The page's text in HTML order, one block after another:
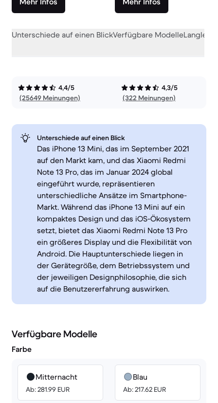
Unterschiede auf einen BlickVerfügbare Modelle
4,4/5
(25649 Meinungen)
4,3/5
(322 Meinungen)
Unterschiede auf einen Blick
Das iPhone 13 Mini, das im September 2021
auf den Markt kam, und das Xiaomi Redmi
Note 13 Pro, das im Januar 2024 global
eingeführt wurde, repräsentieren
unterschiedliche Ansätze im Smartphone-
Markt. Während das iPhone 13 Mini auf ein
kompaktes Design und das iOS-Ökosystem
setzt, bietet das Xiaomi Redmi Note 13 Pro
ein größeres Display und die Flexibilität von
Android. Die Hauptunterschiede liegen in
der Gerätegröße, dem Betriebssystem und
der jeweiligen Designphilosophie, die sich
auf die Benutzererfahrung auswirken.
Verfügbare Modelle
Farbe
Mitternacht
Ab: 281.99 EUR
Blau
Ab: 217.62 EUR